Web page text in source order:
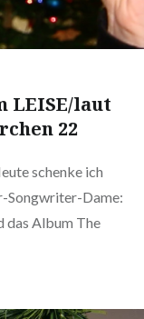
LEISE/laut
22
schenke ich
Songwriter-Dame:
das Album The